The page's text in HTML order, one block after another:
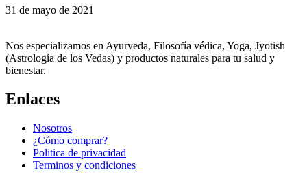
31 de mayo de 2021
Nos especializamos en Ayurveda, Filosofía védica, Yoga, Jyotish
(Astrología de los Vedas) y productos naturales para tu salud y
bienestar.
Enlaces
Nosotros
¿Cómo comprar?
Politica de privacidad
Terminos y condiciones